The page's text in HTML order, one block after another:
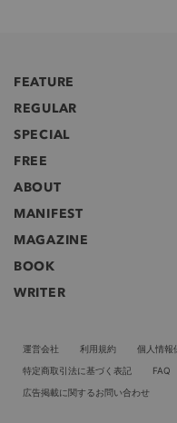
FEATURE
REGULAR
SPECIAL
FREE
ABOUT
MANIFEST
MAGAZINE
BOOK
WRITER
運営会社 利用規約 個人情報
特定商取引法に基づく表記
FAQ
広告掲載に関するお問い合わせ